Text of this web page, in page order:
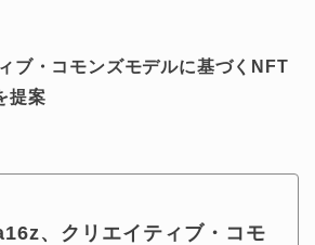
ブ・コモンズモデルに基づくNFT
提案
、クリエイティブ・コモ